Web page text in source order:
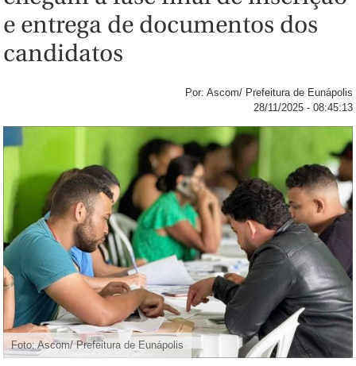
e entrega de documentos dos
candidatos
Por: Ascom/ Prefeitura de Eunápolis
28/11/2025 - 08:45:13
Foto: Ascom/ Prefeitura de Eunápolis